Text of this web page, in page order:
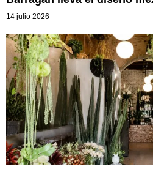
14 julio 2026